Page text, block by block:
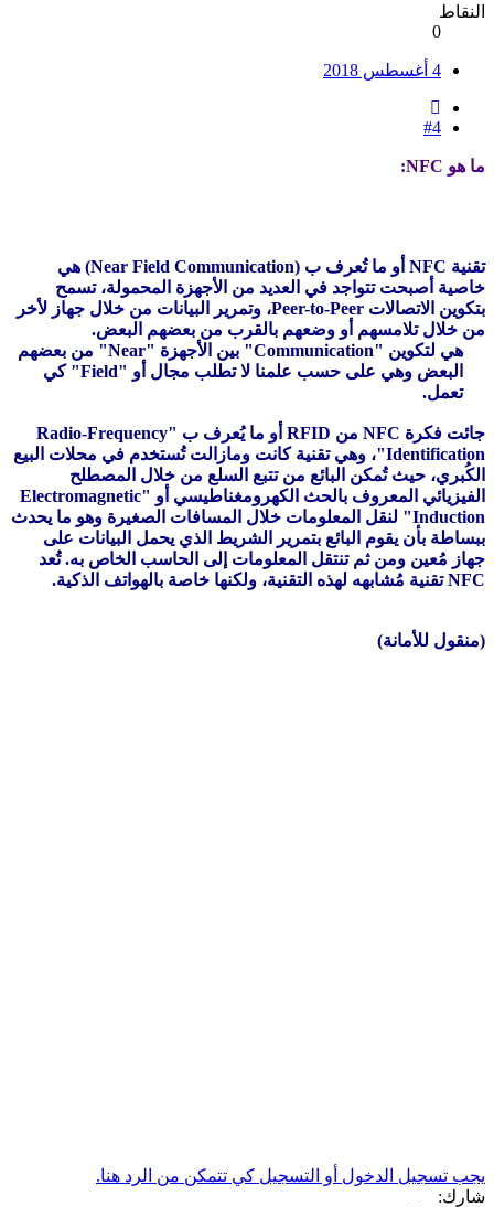
النقاط
0
4 أغسطس 2018
#4
ما هو NFC:
تقنية NFC أو ما تُعرف ب (Near Field Communication) هي
خاصية أصبحت تتواجد في العديد من الأجهزة المحمولة، تسمح
بتكوين الاتصالات Peer-to-Peer، وتمرير البيانات من خلال جهاز لأخر
من خلال تلامسهم أو وضعهم بالقرب من بعضهم البعض.
هي لتكوين "Communication" بين الأجهزة "Near" من بعضهم
البعض وهي على حسب علمنا لا تطلب مجال أو "Field" كي
تعمل.
جائت فكرة NFC من RFID أو ما يُعرف ب "Radio-Frequency
Identification"، وهي تقنية كانت ومازالت تُستخدم في محلات البيع
الكُبري، حيث تُمكن البائع من تتبع السلع من خلال المصطلح
الفيزيائي المعروف بالحث الكهرومغناطيسي أو "Electromagnetic
Induction" لنقل المعلومات خلال المسافات الصغيرة وهو ما يحدث
ببساطة بأن يقوم البائع بتمرير الشريط الذي يحمل البيانات على
جهاز مُعين ومن ثم تنتقل المعلومات إلى الحاسب الخاص به. تُعد
NFC تقنية مُشابهه لهذه التقنية، ولكنها خاصة بالهواتف الذكية.
(منقول للأمانة)
يجب تسجيل الدخول أو التسجيل كي تتمكن من الرد هنا.
شارك: